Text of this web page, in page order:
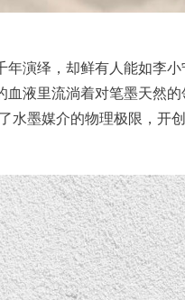
演绎，却鲜有人能如李
液里流淌着对笔墨天然的
水墨媒介的物理极限，开